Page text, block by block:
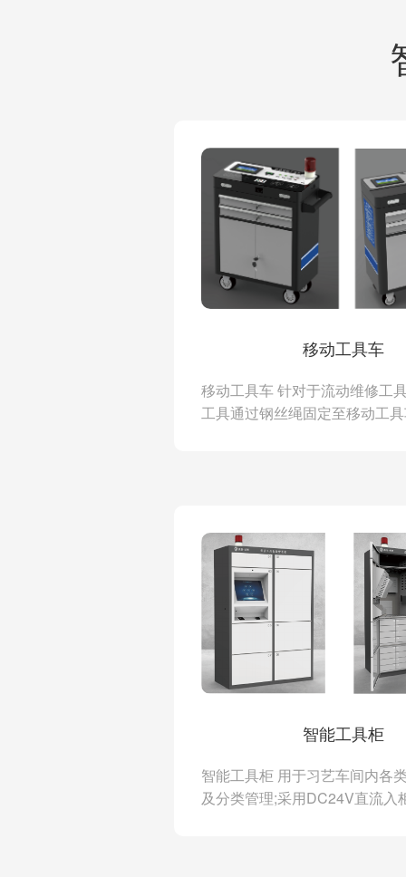
移动工具车
移动工具车 针对于流动维修工
工具通过钢丝绳固定至移动工
智能工具柜
智能工具柜 用于习艺车间内各
及分类管理;采用DC24V直流入